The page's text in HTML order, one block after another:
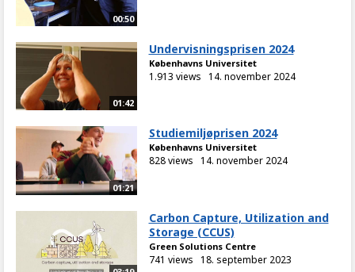
00:50
01:42
Undervisningsprisen 2024
Københavns Universitet
1.913 views 14. november 2024
01:21
Studiemiljøprisen 2024
Københavns Universitet
828 views 14. november 2024
Carbon Capture, Utilization and
Storage (CCUS)
Green Solutions Centre
741 views 18. september 2023